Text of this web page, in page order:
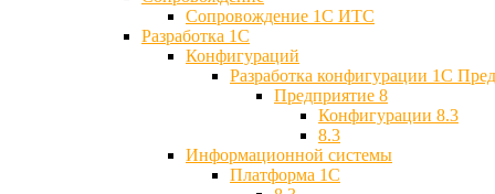
Cопровождение 1С ИТС
Разработка 1C
Конфигураций
Разработка конфигурации 1С
Предприятие 8
Конфигурации 8.3
8.3
Информационной системы
Платформа 1С